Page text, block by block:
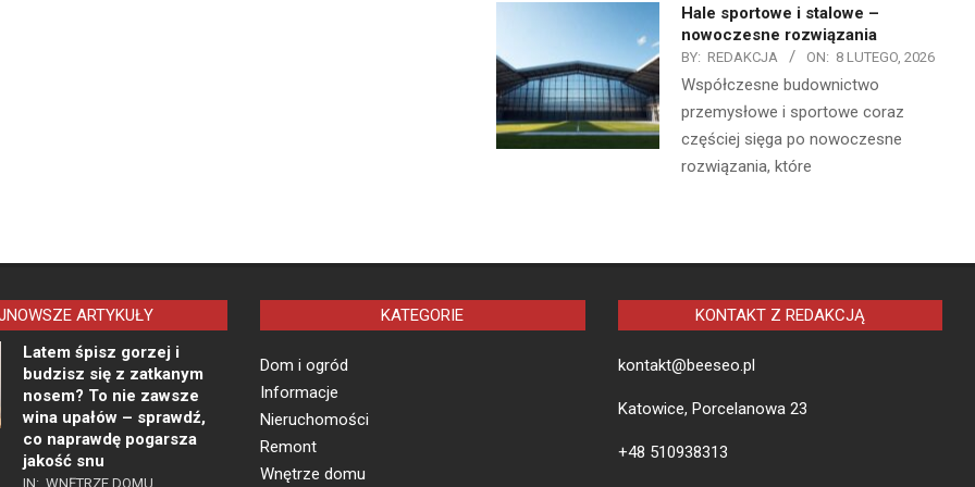
Hale sportowe i stalowe –
nowoczesne rozwiązania
BY: REDAKCJA ON: 8 LUTEGO, 2026
Współczesne budownictwo
przemysłowe i sportowe coraz
częściej sięga po nowoczesne
rozwiązania, które
ARTYKUŁY
Latem śpisz gorzej i
budzisz się z zatkanym
nosem? To nie zawsze
wina upałów – sprawdź,
co naprawdę pogarsza
jakość snu
IN: WNĘTRZE DOMU
KATEGORIE
Dom i ogród
Informacje
Nieruchomości
Remont
Wnętrze domu
KONTAKT Z REDAKCJĄ
kontakt@beeseo.pl
Katowice, Porcelanowa 23
+48 510938313